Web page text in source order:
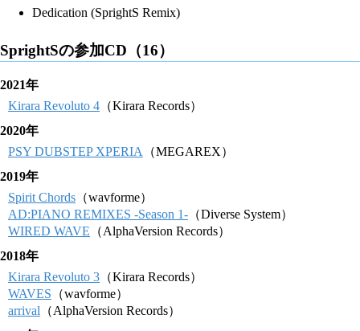
Dedication (SprightS Remix)
SprightSの参加CD（16）
2021年
Kirara Revoluto 4 （Kirara Records）
2020年
PSY DUBSTEP XPERIA
（MEGAREX）
2019年
Spirit Chords （wavforme）
AD:PIANO REMIXES -Season 1- （Diverse System）
WIRED WAVE （AlphaVersion Records）
2018年
Kirara Revoluto 3 （Kirara Records）
WAVES （wavforme）
arrival （AlphaVersion Records）